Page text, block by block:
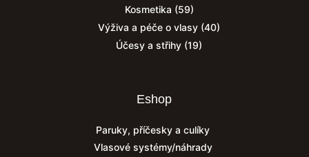
Kosmetika (59)
Výživa a péče o vlasy (40)
Účesy a střihy (19)
Eshop
Paruky, příčesky a culíky
Vlasové systémy/náhrady